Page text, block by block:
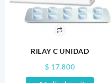
RILAY C UNIDAD
$ 17.800